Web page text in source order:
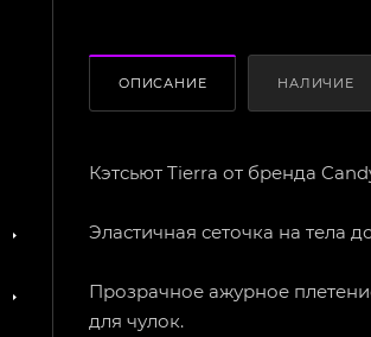
ОПИСАНИЕ НАЛИЧИЕ
Кэтсьют Tierra от бренда
Эластичная сеточка на тела
Прозрачное ажурное
для чулок.